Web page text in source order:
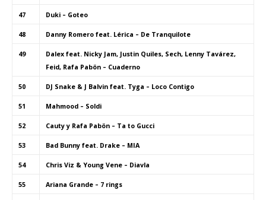
47 Duki – Goteo
48 Danny Romero feat. Lérica – De Tranquilote
49
Dalex feat. Nicky Jam, Justin Quiles, Sech, Lenny Tavárez,
Feid, Rafa Pabön – Cuaderno
50 DJ Snake & J Balvin feat. Tyga – Loco Contigo
51 Mahmood – Soldi
52 Cauty y Rafa Pabön – Ta to Gucci
53 Bad Bunny feat. Drake – MIA
54 Chris Viz & Young Vene – Diavla
55 Ariana Grande – 7 rings